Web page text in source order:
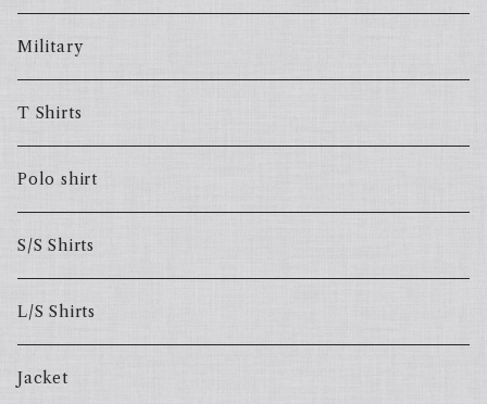
Military
T Shirts
Polo shirt
S/S Shirts
L/S Shirts
Jacket